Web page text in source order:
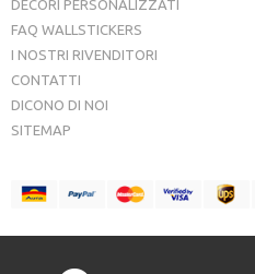
DECORI PERSONALIZZATI
FAQ WALLSTICKERS
I NOSTRI RIVENDITORI
CONTATTI
DICONO DI NOI
SITEMAP